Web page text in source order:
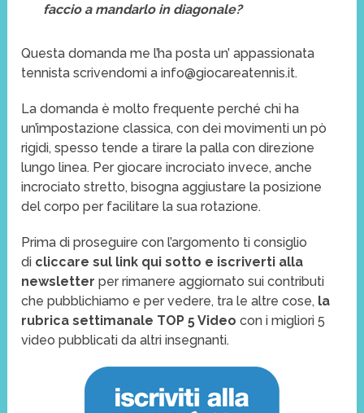
faccio a mandarlo in diagonale?
Questa domanda me l’ha posta un’ appassionata
tennista scrivendomi a info@giocareatennis.it.
La domanda è molto frequente perché chi ha
un’impostazione classica, con dei movimenti un pò
rigidi, spesso tende a tirare la palla con direzione
lungo linea. Per giocare incrociato invece, anche
incrociato stretto, bisogna aggiustare la posizione
del corpo per facilitare la sua rotazione.
Prima di proseguire con l’argomento ti consiglio
di cliccare sul link qui sotto e iscriverti alla
newsletterper rimanere aggiornato sui contributi
che pubblichiamo e per vedere, tra le altre cose, la
rubrica settimanale TOP 5 Video con i migliori 5
video pubblicati da altri insegnanti.